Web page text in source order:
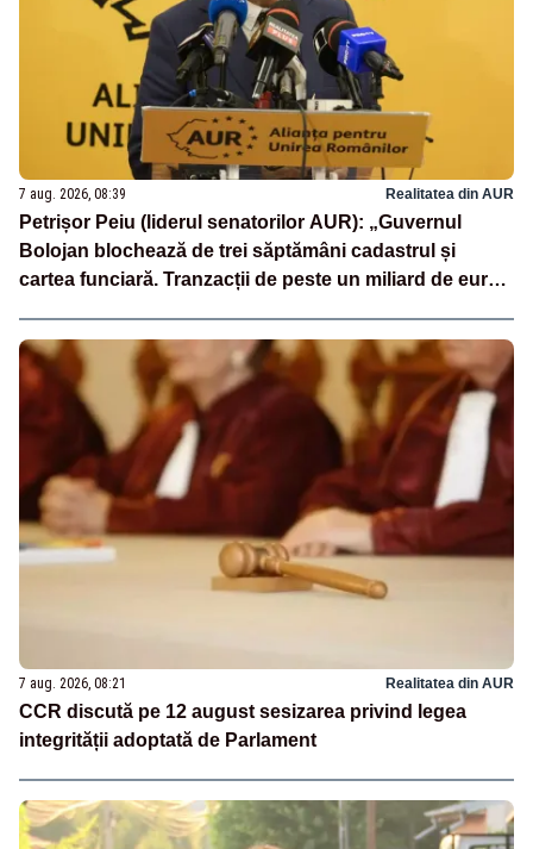
7 aug. 2026, 08:39 Realitatea din AUR
Petrișor Peiu (liderul senatorilor AUR): „Guvernul
Bolojan blochează de trei săptămâni cadastrul și
cartea funciară. Tranzacții de peste un miliard de euro
termen clar”
7 aug. 2026, 08:21 Realitatea din AUR
CCR discută pe 12 august sesizarea privind legea
integrității adoptată de Parlament